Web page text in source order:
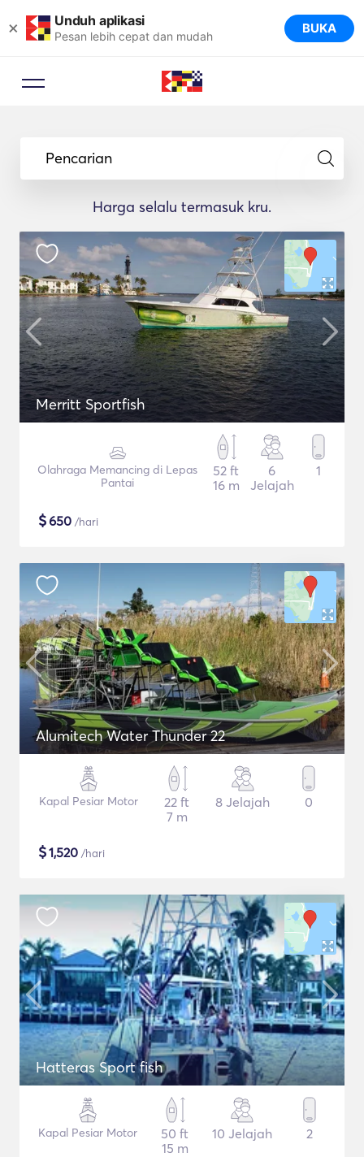
× Unduh aplikasi
Pesan lebih cepat dan mudah BUKA
Pencarian
Harga selalu termasuk kru.
Merritt Sportfish
Olahraga Memancing di Lepas
Pantai
52 ft
16 m
6
Jelajah
1
$650 /hari
Alumitech Water Thunder 22
Kapal Pesiar Motor
22 ft
7 m
8 Jelajah 0
$1,520 /hari
Hatteras Sport fish
Kapal Pesiar Motor
50 ft
15 m
10 Jelajah 2